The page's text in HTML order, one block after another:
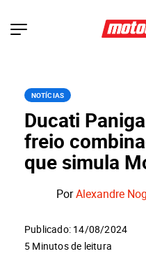
NOTÍCIAS
Ducati
freio
que simula
PorAlexandre
Publicado: 14/08/2024
5 Minutos de leitura